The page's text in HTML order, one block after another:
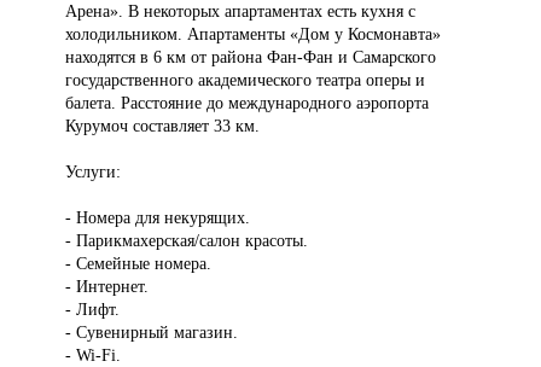
Арена». В некоторых апартаментах есть кухня с
холодильником. Апартаменты «Дом у Космонавта»
находятся в 6 км от района Фан-Фан и Самарского
государственного академического театра оперы и
балета. Расстояние до международного аэропорта
Курумоч составляет 33 км.
Услуги:
- Номера для некурящих.
- Парикмахерская/салон красоты.
- Семейные номера.
- Интернет.
- Лифт.
- Сувенирный магазин.
- Wi-Fi.